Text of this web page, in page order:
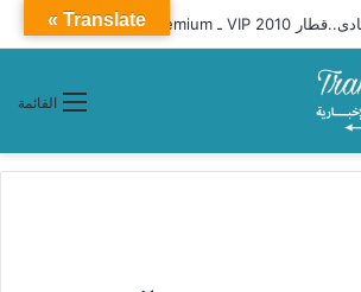
أول مركز نجع حمادى..قطار 2010 VIP ـ Premium محافظات «القاهرة ـ أسوان»
القائمة
Translate »